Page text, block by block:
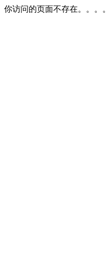
你访问的页面不存在。。。。